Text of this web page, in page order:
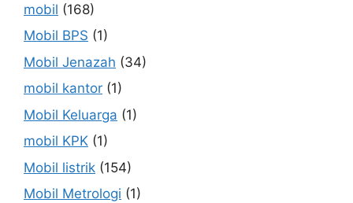
mobil (168)
Mobil BPS (1)
Mobil Jenazah (34)
mobil kantor (1)
Mobil Keluarga (1)
mobil KPK (1)
Mobil listrik (154)
Mobil Metrologi (1)